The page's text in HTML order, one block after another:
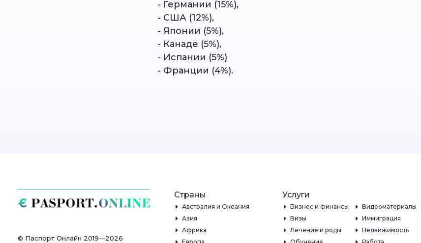
- Германии (15%),
- США (12%),
- Японии (5%),
- Канаде (5%),
- Испании (5%)
- Франции (4%).
© Паспорт Онлайн 2019—2026
Страны
Австралия и Океания
Азия
Африка
Услуги
Бизнес и финансы
Видеоматериалы
Визы
Иммиграция
Лечение и роды
Недвижимость